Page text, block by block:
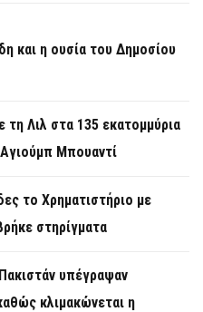
και η ουσία του Δημοσίου
Λιλ στα 135 εκατομμύρια
Μπουαντί
το Χρηματιστήριο με
στηρίγματα
υπέγραψαν
κλιμακώνεται η